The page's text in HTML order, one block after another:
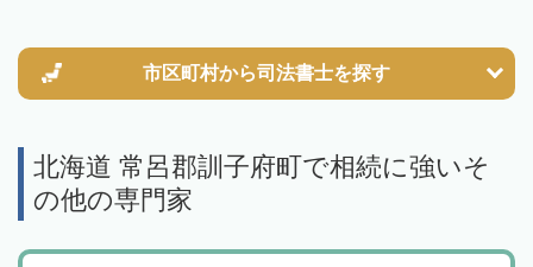
市区町村から司法書士を探す
北海道 常呂郡訓子府町で相続に強いそ
の他の専門家